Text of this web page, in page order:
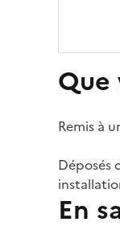
Que
Remis à
Déposés
En